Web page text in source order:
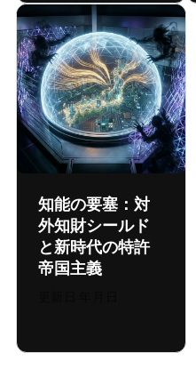
知能の要塞：対
外知財シールド
と新時代の特許
帝国主義